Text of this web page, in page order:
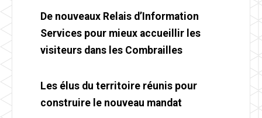
De nouveaux Relais d’Information
Services pour mieux accueillir les
visiteurs dans les Combrailles
Les élus du territoire réunis pour
construire le nouveau mandat